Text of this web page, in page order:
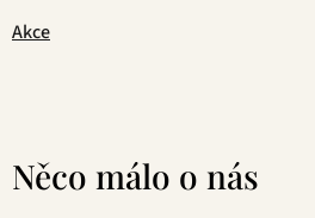
Akce
Něco málo o nás